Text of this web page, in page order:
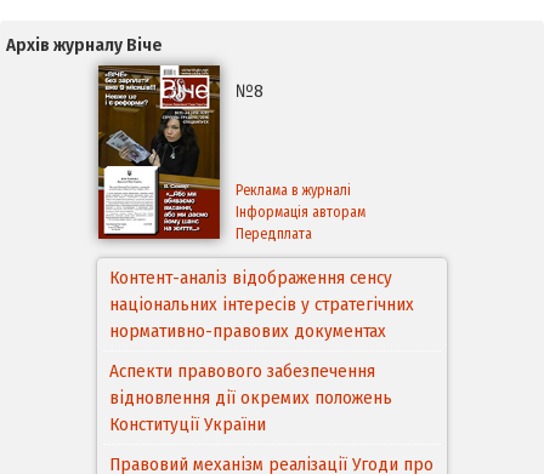
Архів журналу Віче
№8
Реклама в журналі
Інформація авторам
Передплата
Контент-аналіз відображення сенсу
національних інтересів у стратегічних
нормативно-правових документах
Аспекти правового забезпечення
відновлення дії окремих положень
Конституції України
Правовий механізм реалізації Угоди про